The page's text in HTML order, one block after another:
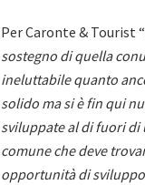
Per Caronte & Tourist “
sostegno di quella
ineluttabile quanto
solido ma si è fin qui
sviluppate al di fuori di
comune che deve
opportunità di